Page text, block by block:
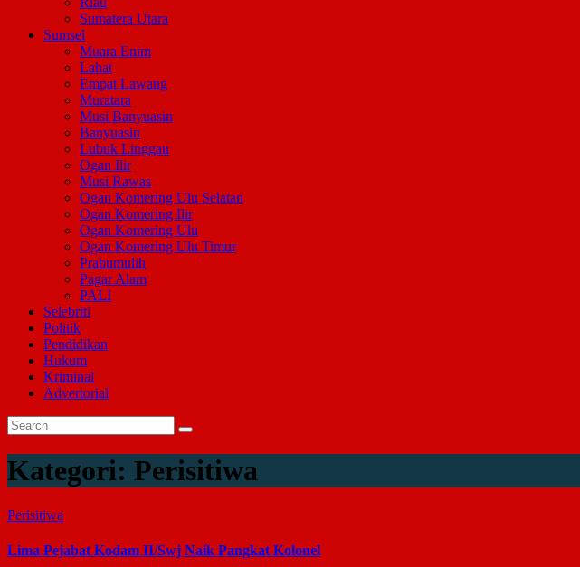
Sumatera Utara
Sumsel
Muara Enim
Lahat
Empat Lawang
Muratara
Musi Banyuasin
Banyuasin
Lubuk Linggau
Ogan Ilir
Musi Rawas
Ogan Komering Ulu Selatan
Ogan Komering Ilir
Ogan Komering Ulu
Ogan Komering Ulu Timur
Prabumulih
Pagar Alam
PALI
Selebriti
Politik
Pendidikan
Hukum
Kriminal
Advertorial
Kategori: Perisitiwa
Perisitiwa
Lima Pejabat Kodam II/Swj Naik Pangkat Kolonel